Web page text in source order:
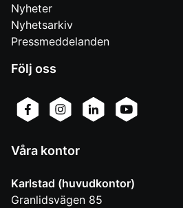
Nyheter
Nyhetsarkiv
Pressmeddelanden
Följ oss
Våra kontor
Karlstad (huvudkontor)
Granlidsvägen 85